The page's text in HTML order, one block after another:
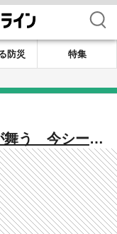
検索
防災
特集
舞う 今シーズ
子供たちは雪